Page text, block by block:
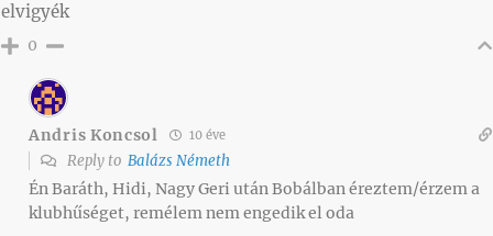
elvigyék
0
Andris Koncsol 10 éve
Reply to Balázs Németh
Én Baráth, Hidi, Nagy Geri után Bobálban éreztem/érzem a
klubhűséget, remélem nem engedik el oda